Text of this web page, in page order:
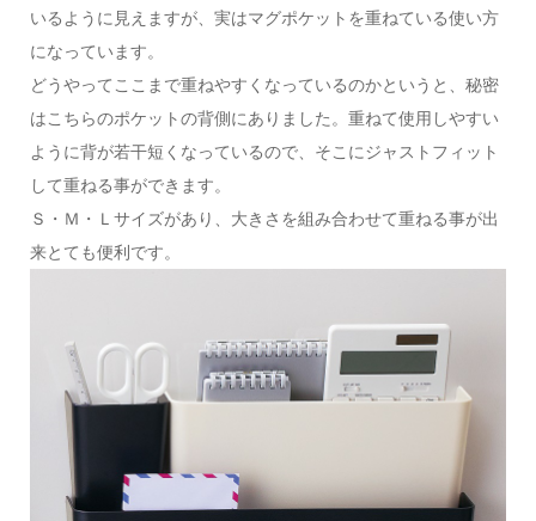
いるように見えますが、実はマグポケットを重ねている使い方
になっています。
どうやってここまで重ねやすくなっているのかというと、秘密
はこちらのポケットの背側にありました。重ねて使用しやすい
ように背が若干短くなっているので、そこにジャストフィット
して重ねる事ができます。
Ｓ・Ｍ・Ｌサイズがあり、大きさを組み合わせて重ねる事が出
来とても便利です。